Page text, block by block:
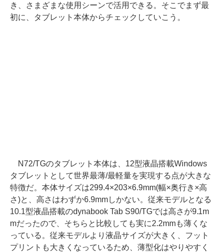
き、さまざまな使用シーンで活用できる。そこでまず最
初に、タブレット本体からチェックしていこう。
N72/TGのタブレット本体は、12型液晶搭載Windows
タブレットとして世界最薄/最軽量を実現する点が大きな
特徴だ。本体サイズは299.4×203×6.9mm(幅×奥行き×高
さ)と、高さはわずか6.9mmしかない。従来モデルとなる
10.1型液晶搭載のdynabook Tab S90/TGでは高さが9.1m
mだったので、そちらと比較しても実に2.2mmも薄くな
っている。従来モデルより液晶サイズが大きく、フット
プリントも大きくなっているため、薄型化はやりやすく